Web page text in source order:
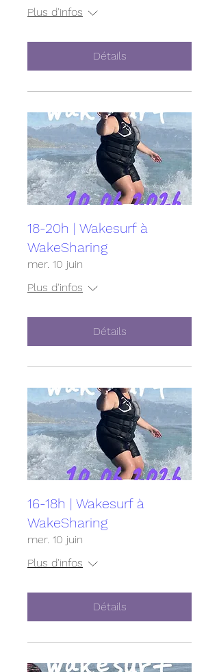
Plus d'infos
Détails
18-20h | Wakesurf à
WakeSharing
mer. 10 juin
Plus d'infos
Détails
16-18h | Wakesurf à
WakeSharing
mer. 10 juin
Plus d'infos
Détails